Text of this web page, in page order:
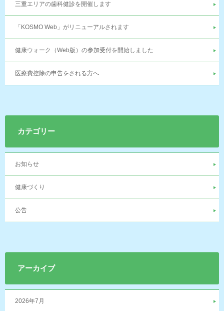
三重エリアの歯科健診を開催します
「KOSMO Web」がリニューアルされます
健康ウォーク（Web版）の参加受付を開始しました
医療費控除の申告をされる方へ
カテゴリー
お知らせ
健康づくり
公告
アーカイブ
2026年7月